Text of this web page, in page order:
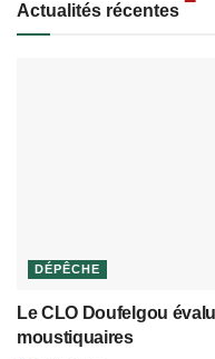
Actualités récentes
DÉPÊCHE
Le CLO Doufelgou
moustiquaires